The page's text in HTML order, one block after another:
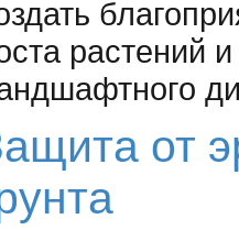
растений
от